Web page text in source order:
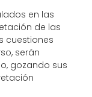
en las
de las
cuestiones
serán
gozando sus